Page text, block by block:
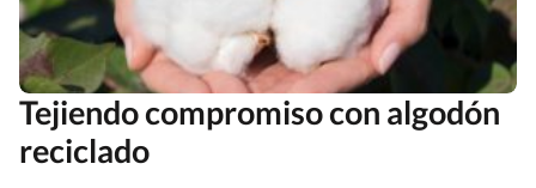
Tejiendo compromiso con algodón
reciclado